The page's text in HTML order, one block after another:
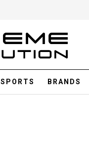
SPORTS BRANDS